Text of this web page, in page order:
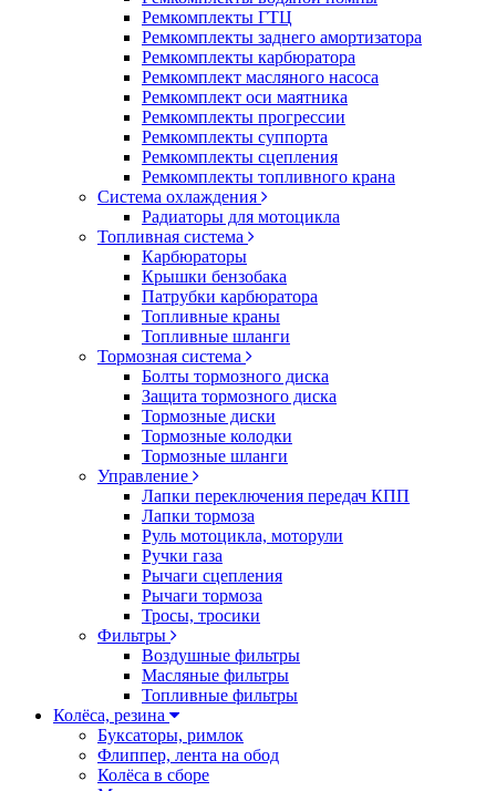
Ремкомплекты ГТЦ
Ремкомплекты заднего амортизатора
Ремкомплекты карбюратора
Ремкомплект масляного насоса
Ремкомплект оси маятника
Ремкомплекты прогрессии
Ремкомплекты суппорта
Ремкомплекты сцепления
Ремкомплекты топливного крана
Система охлаждения
Радиаторы для мотоцикла
Топливная система
Карбюраторы
Крышки бензобака
Патрубки карбюратора
Топливные краны
Топливные шланги
Тормозная система
Болты тормозного диска
Защита тормозного диска
Тормозные диски
Тормозные колодки
Тормозные шланги
Управление
Лапки переключения передач КПП
Лапки тормоза
Руль мотоцикла, моторули
Ручки газа
Рычаги сцепления
Рычаги тормоза
Тросы, тросики
Фильтры
Воздушные фильтры
Масляные фильтры
Топливные фильтры
Колёса, резина
Буксаторы, римлок
Флиппер, лента на обод
Колёса в сборе